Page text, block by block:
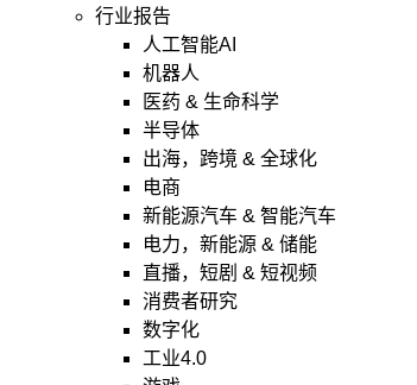
行业报告
人工智能AI
机器人
医药 & 生命科学
半导体
出海，跨境 & 全球化
电商
新能源汽车 & 智能汽车
电力，新能源 & 储能
直播，短剧 & 短视频
消费者研究
数字化
工业4.0